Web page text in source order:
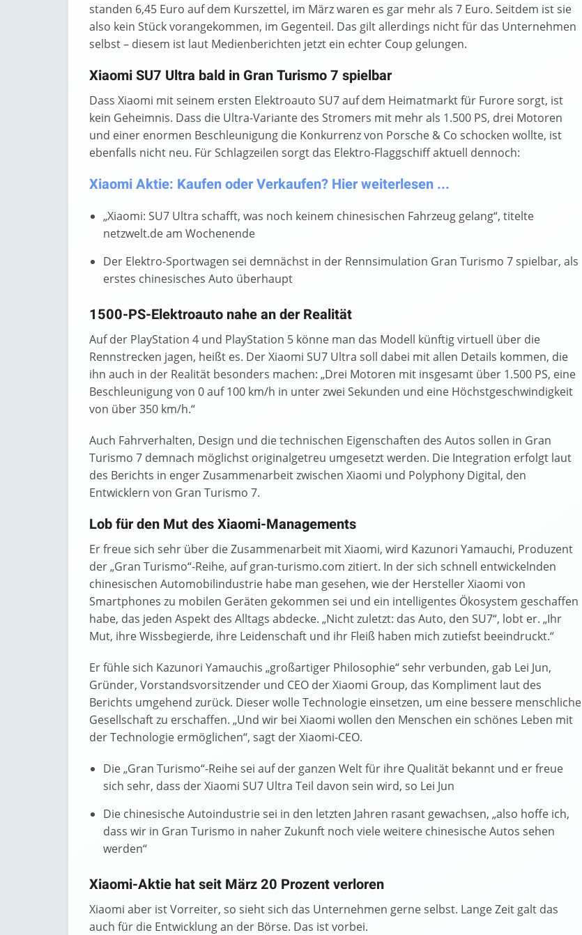
standen 6,45 Euro auf dem Kurszettel, im März waren es gar mehr als 7 Euro. Seitdem ist sie
also kein Stück vorangekommen, im Gegenteil. Das gilt allerdings nicht für das Unternehmen
selbst – diesem ist laut Medienberichten jetzt ein echter Coup gelungen.
Xiaomi SU7 Ultra bald in Gran Turismo 7 spielbar
Dass Xiaomi mit seinem ersten Elektroauto SU7 auf dem Heimatmarkt für Furore sorgt, ist
kein Geheimnis. Dass die Ultra-Variante des Stromers mit mehr als 1.500 PS, drei Motoren
und einer enormen Beschleunigung die Konkurrenz von Porsche & Co schocken wollte, ist
ebenfalls nicht neu. Für Schlagzeilen sorgt das Elektro-Flaggschiff aktuell dennoch:
Xiaomi Aktie: Kaufen oder Verkaufen? Hier weiterlesen ...
„Xiaomi: SU7 Ultra schafft, was noch keinem chinesischen Fahrzeug gelang“, titelte
netzwelt.de am Wochenende
Der Elektro-Sportwagen sei demnächst in der Rennsimulation Gran Turismo 7 spielbar, als
erstes chinesisches Auto überhaupt
1500-PS-Elektroauto nahe an der Realität
Auf der PlayStation 4 und PlayStation 5 könne man das Modell künftig virtuell über die
Rennstrecken jagen, heißt es. Der Xiaomi SU7 Ultra soll dabei mit allen Details kommen, die
ihn auch in der Realität besonders machen: „Drei Motoren mit insgesamt über 1.500 PS, eine
Beschleunigung von 0 auf 100 km/h in unter zwei Sekunden und eine Höchstgeschwindigkeit
von über 350 km/h.“
Auch Fahrverhalten, Design und die technischen Eigenschaften des Autos sollen in Gran
Turismo 7 demnach möglichst originalgetreu umgesetzt werden. Die Integration erfolgt laut
des Berichts in enger Zusammenarbeit zwischen Xiaomi und Polyphony Digital, den
Entwicklern von Gran Turismo 7.
Lob für den Mut des Xiaomi-Managements
Er freue sich sehr über die Zusammenarbeit mit Xiaomi, wird Kazunori Yamauchi, Produzent
der „Gran Turismo“-Reihe, auf gran-turismo.com zitiert. In der sich schnell entwickelnden
chinesischen Automobilindustrie habe man gesehen, wie der Hersteller Xiaomi von
Smartphones zu mobilen Geräten gekommen sei und ein intelligentes Ökosystem geschaffen
habe, das jeden Aspekt des Alltags abdecke. „Nicht zuletzt: das Auto, den SU7“, lobt er. „Ihr
Mut, ihre Wissbegierde, ihre Leidenschaft und ihr Fleiß haben mich zutiefst beeindruckt.“
Er fühle sich Kazunori Yamauchis „großartiger Philosophie“ sehr verbunden, gab Lei Jun,
Gründer, Vorstandsvorsitzender und CEO der Xiaomi Group, das Kompliment laut des
Berichts umgehend zurück. Dieser wolle Technologie einsetzen, um eine bessere menschliche
Gesellschaft zu erschaffen. „Und wir bei Xiaomi wollen den Menschen ein schönes Leben mit
der Technologie ermöglichen“, sagt der Xiaomi-CEO.
Die „Gran Turismo“-Reihe sei auf der ganzen Welt für ihre Qualität bekannt und er freue
sich sehr, dass der Xiaomi SU7 Ultra Teil davon sein wird, so Lei Jun
Die chinesische Autoindustrie sei in den letzten Jahren rasant gewachsen, „also hoffe ich,
dass wir in Gran Turismo in naher Zukunft noch viele weitere chinesische Autos sehen
werden“
Xiaomi-Aktie hat seit März 20 Prozent verloren
Xiaomi aber ist Vorreiter, so sieht sich das Unternehmen gerne selbst. Lange Zeit galt das
auch für die Entwicklung an der Börse. Das ist vorbei.